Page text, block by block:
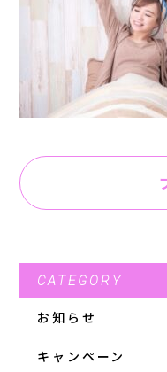
CATEGORY
お知らせ
キャンペーン